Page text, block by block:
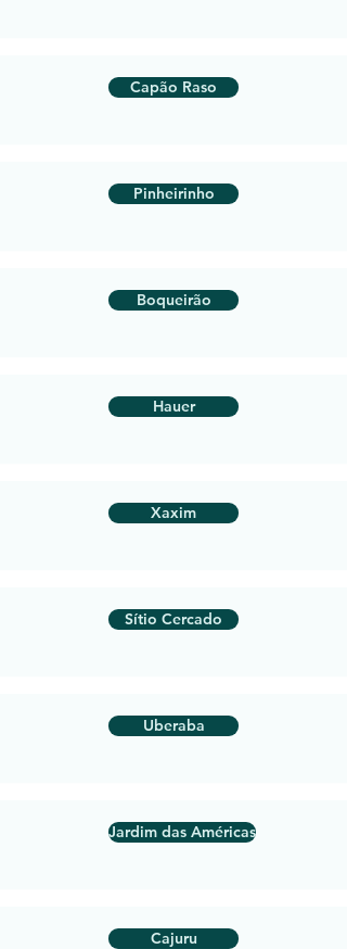
Capão Raso
Pinheirinho
Boqueirão
Hauer
Xaxim
Sítio Cercado
Uberaba
Jardim das Américas
Cajuru